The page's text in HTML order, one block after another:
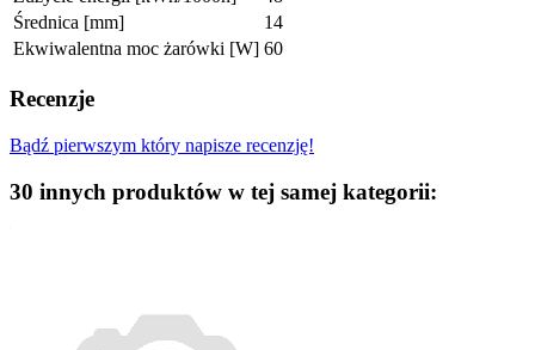
Średnica [mm]
14
Ekwiwalentna moc żarówki [W] 60
Recenzje
Bądź pierwszym który napisze recenzję!
30 innych produktów w tej samej kategorii: